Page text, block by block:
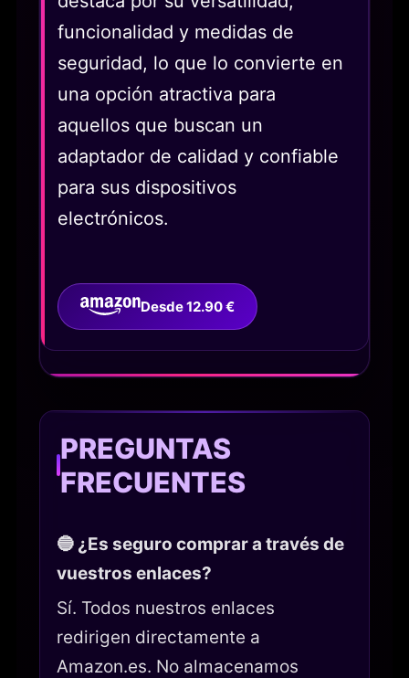
funcionalidad y medidas de
seguridad, lo que lo convierte en
una opción atractiva para
aquellos que buscan un
adaptador de calidad y confiable
para sus dispositivos
electrónicos.
Desde 12.90 €
PREGUNTAS
FRECUENTES
🔵 ¿Es seguro comprar a través de
vuestros enlaces?
Sí. Todos nuestros enlaces
redirigen directamente a
Amazon.es. No almacenamos